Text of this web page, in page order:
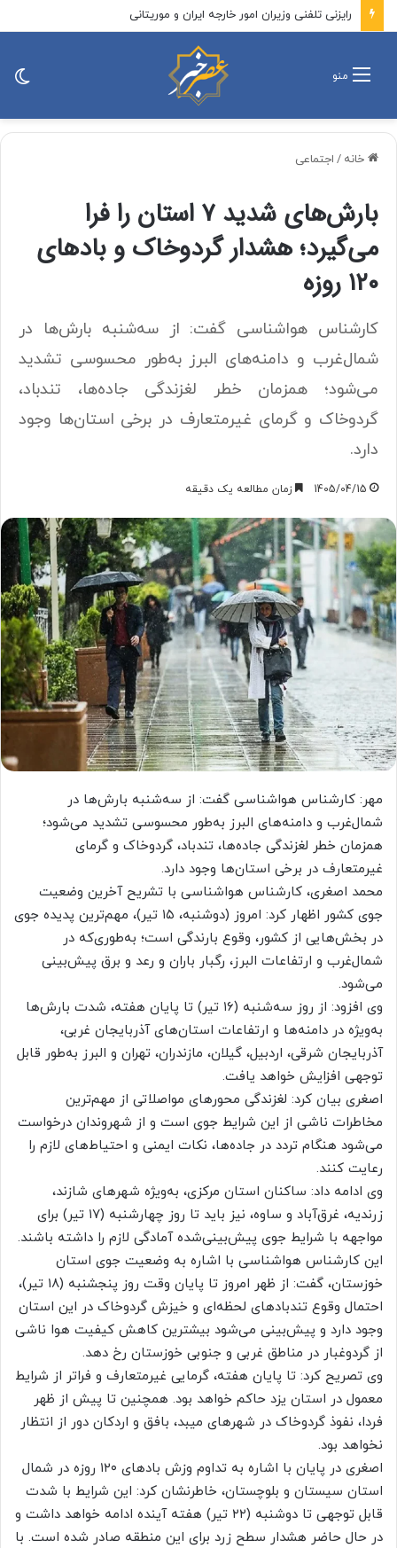
رایزنی تلفنی وزیران امور خارجه ایران و موریتانی
منو
خانه / اجتماعی
بارش‌های شدید ۷ استان را فرا
می‌گیرد؛ هشدار گردوخاک و بادهای
۱۲۰ روزه
کارشناس هواشناسی گفت: از سه‌شنبه بارش‌ها در
شمال‌غرب و دامنه‌های البرز به‌طور محسوسی تشدید
می‌شود؛ همزمان خطر لغزندگی جاده‌ها، تندباد،
گردوخاک و گرمای غیرمتعارف در برخی استان‌ها وجود
دارد.
1405/04/15 زمان مطالعه یک دقیقه
مهر: کارشناس هواشناسی گفت: از سه‌شنبه بارش‌ها در
شمال‌غرب و دامنه‌های البرز به‌طور محسوسی تشدید می‌شود؛
همزمان خطر لغزندگی جاده‌ها، تندباد، گردوخاک و گرمای
غیرمتعارف در برخی استان‌ها وجود دارد.
محمد اصغری، کارشناس هواشناسی با تشریح آخرین وضعیت
جوی کشور اظهار کرد: امروز (دوشنبه، ۱۵ تیر)، مهم‌ترین پدیده جوی
در بخش‌هایی از کشور، وقوع بارندگی است؛ به‌طوری‌که در
شمال‌غرب و ارتفاعات البرز، رگبار باران و رعد و برق پیش‌بینی
می‌شود.
وی افزود: از روز سه‌شنبه (۱۶ تیر) تا پایان هفته، شدت بارش‌ها
به‌ویژه در دامنه‌ها و ارتفاعات استان‌های آذربایجان غربی،
آذربایجان شرقی، اردبیل، گیلان، مازندران، تهران و البرز به‌طور قابل
توجهی افزایش خواهد یافت.
اصغری بیان کرد: لغزندگی محورهای مواصلاتی از مهم‌ترین
مخاطرات ناشی از این شرایط جوی است و از شهروندان درخواست
می‌شود هنگام تردد در جاده‌ها، نکات ایمنی و احتیاط‌های لازم را
رعایت کنند.
وی ادامه داد: ساکنان استان مرکزی، به‌ویژه شهرهای شازند،
زرندیه، غرق‌آباد و ساوه، نیز باید تا روز چهارشنبه (۱۷ تیر) برای
مواجهه با شرایط جوی پیش‌بینی‌شده آمادگی لازم را داشته باشند.
این کارشناس هواشناسی با اشاره به وضعیت جوی استان
خوزستان، گفت: از ظهر امروز تا پایان وقت روز پنجشنبه (۱۸ تیر)،
احتمال وقوع تندبادهای لحظه‌ای و خیزش گردوخاک در این استان
وجود دارد و پیش‌بینی می‌شود بیشترین کاهش کیفیت هوا ناشی
از گردوغبار در مناطق غربی و جنوبی خوزستان رخ دهد.
وی تصریح کرد: تا پایان هفته، گرمایی غیرمتعارف و فراتر از شرایط
معمول در استان یزد حاکم خواهد بود. همچنین تا پیش از ظهر
فردا، نفوذ گردوخاک در شهرهای میبد، بافق و اردکان دور از انتظار
نخواهد بود.
اصغری در پایان با اشاره به تداوم وزش بادهای ۱۲۰ روزه در شمال
استان سیستان و بلوچستان، خاطرنشان کرد: این شرایط با شدت
قابل توجهی تا دوشنبه (۲۲ تیر) هفته آینده ادامه خواهد داشت و
در حال حاضر هشدار سطح زرد برای این منطقه صادر شده است. با